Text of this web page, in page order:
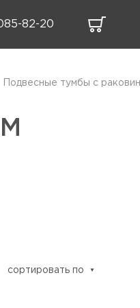
82-20
Подвесные тумбы с
сортировать по